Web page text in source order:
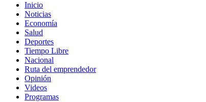
Inicio
Noticias
Economía
Salud
Deportes
Tiempo Libre
Nacional
Ruta del emprendedor
Opinión
Videos
Programas